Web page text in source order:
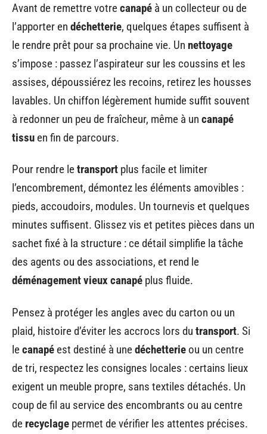
Avant de remettre votrecanapé à un collecteur ou de
l’apporter en déchetterie, quelques étapes suffisent à
le rendre prêt pour sa prochaine vie. Un nettoyage
s’impose : passez l’aspirateur sur les coussins et les
assises, dépoussiérez les recoins, retirez les housses
lavables. Un chiffon légèrement humide suffit souvent
à redonner un peu de fraîcheur, même à un canapé
tissu en fin de parcours.
Pour rendre letransport plus facile et limiter
l’encombrement, démontez les éléments amovibles :
pieds, accoudoirs, modules. Un tournevis et quelques
minutes suffisent. Glissez vis et petites pièces dans un
sachet fixé à la structure : ce détail simplifie la tâche
des agents ou des associations, et rend le
déménagement vieux canapé plus fluide.
Pensez à protéger les angles avec du carton ou un
plaid, histoire d’éviter les accrocs lors du transport. Si
lecanapé est destiné à unedéchetterie ou un centre
de tri, respectez les consignes locales : certains lieux
exigent un meuble propre, sans textiles détachés. Un
coup de fil au service des encombrants ou au centre
de recyclage permet de vérifier les attentes précises.